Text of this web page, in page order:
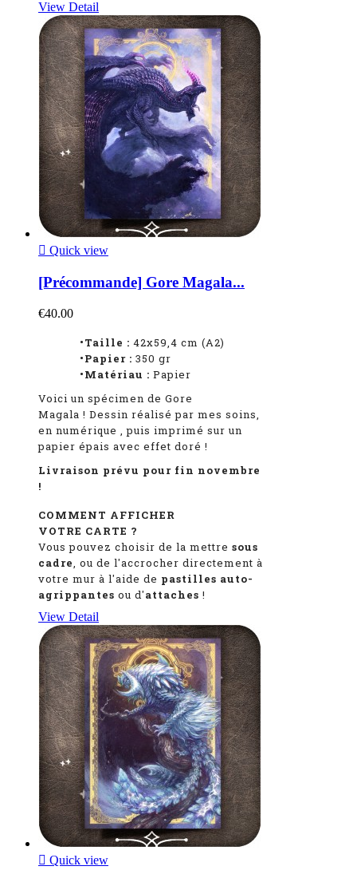
View Detail
 Quick view
[Précommande] Gore Magala...
€40.00
•Taille : 42x59,4 cm (A2)
•Papier : 350 gr
•Matériau : Papier
Voici un spécimen de Gore
Magala ! Dessin réalisé par mes soins,
en numérique
, puis imprimé sur un
papier épais avec effet doré !
Livraison prévu pour fin novembre
!
COMMENT AFFICHER
VOTRE CARTE ?
Vous pouvez choisir de la mettre sous
cadre , ou de l'accrocher directement à
votre mur à l'aide de pastilles auto-
agrippantes ou d'attaches !
View Detail
 Quick view